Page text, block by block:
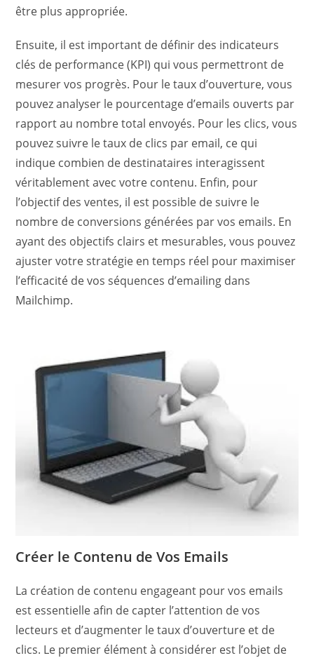
être plus appropriée.
Ensuite, il est important de définir des indicateurs
clés de performance (KPI) qui vous permettront de
mesurer vos progrès. Pour le taux d’ouverture, vous
pouvez analyser le pourcentage d’emails ouverts par
rapport au nombre total envoyés. Pour les clics, vous
pouvez suivre le taux de clics par email, ce qui
indique combien de destinataires interagissent
véritablement avec votre contenu. Enfin, pour
l’objectif des ventes, il est possible de suivre le
nombre de conversions générées par vos emails. En
ayant des objectifs clairs et mesurables, vous pouvez
ajuster votre stratégie en temps réel pour maximiser
l’efficacité de vos séquences d’emailing dans
Mailchimp.
Créer le Contenu de Vos Emails
La création de contenu engageant pour vos emails
est essentielle afin de capter l’attention de vos
lecteurs et d’augmenter le taux d’ouverture et de
clics. Le premier élément à considérer est l’objet de